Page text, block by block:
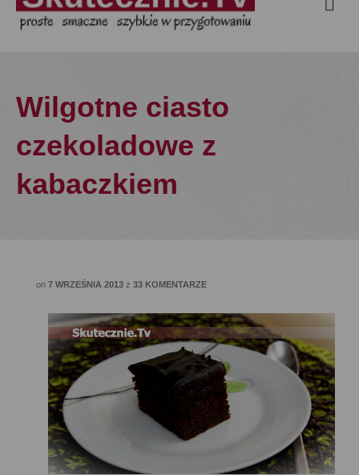
Wilgotne ciasto
czekoladowe z
kabaczkiem
on 7 WRZEŚNIA 2013 z 33 KOMENTARZE